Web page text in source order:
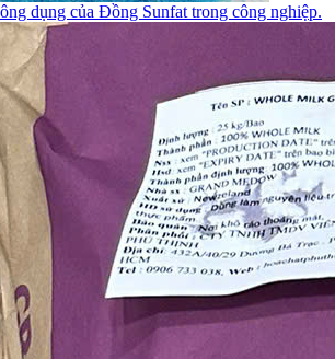
dụng của Đồng Sunfat trong công nghiệp.